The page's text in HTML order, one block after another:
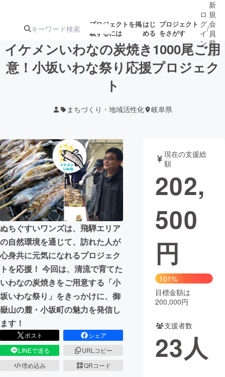
プロジェクトを掲
載するには
はじ
める
プロジェクト
をさがす
注目の新着プロ
テクノロジー・ガジェット
映像・映画 書籍・雑誌
ビジネス・起業 チャレンジ
まちづくり・地域活性化
CAMPFIRE for Social Good
CAMPFIRE Creation
CAMPFIREふるさと納税machi-ya コミュニティ
ロ
グ
イ
ン
/
新
規
会
員
登
録
イケメンいわなの炭焼き1000尾ご用
意！小坂いわな祭り応援プロジェク
ト
まちづくり・地域活性化 岐阜県
ぬちぐすいワンズは、飛騨エリア
の自然環境を通じて、訪れた人が
心身共に元気になれるプロジェク
トを応援！ 今回は、清流で育てた
いわなの炭焼きをご用意する「小
坂いわな祭り」をきっかけに、御
嶽山の麓・小坂町の魅力を発信し
ます！
ポスト
シェア
LINEで送る
URLコピー
埋め込み
QRコード
現在の支援総
額
202,
500
円
101%
目標金額は
200,000円
支援者数
23人